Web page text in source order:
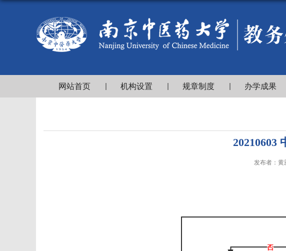
网站首页 机构设置 规章制度 办学成果
20210603
发布者：黄